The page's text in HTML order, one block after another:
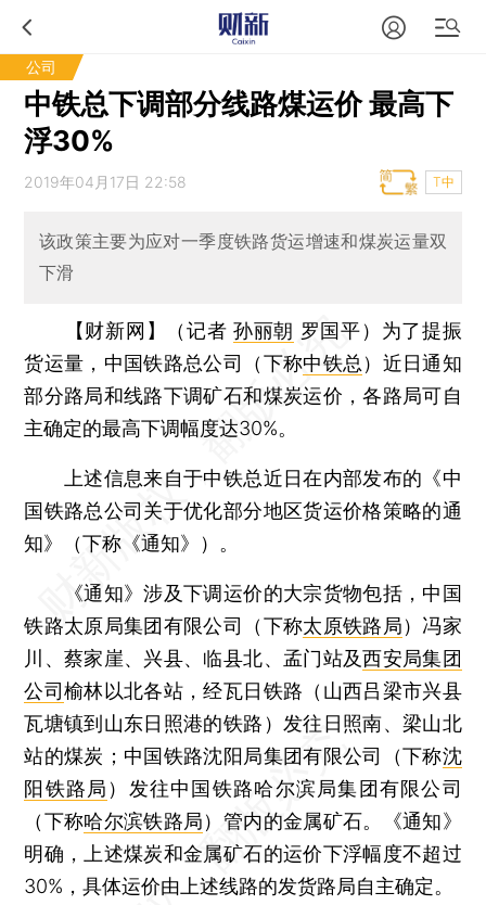
公司
中铁总下调部分线路煤运价 最高下
浮30%
2019年04月17日 22:58 T中
该政策主要为应对一季度铁路货运增速和煤炭运量双
下滑
【财新网】（记者孙丽朝 罗国平） 为了提振
货运量，中国铁路总公司（下称中铁总 ）近日通知
部分路局和线路下调矿石和煤炭运价，各路局可自
主确定的最高下调幅度达30%。
上述信息来自于中铁总近日在内部发布的《中
国铁路总公司关于优化部分地区货运价格策略的通
知》（下称《通知》）。
《通知》涉及下调运价的大宗货物包括，中国
铁路太原局集团有限公司（下称太原铁路局）冯家
川、蔡家崖、兴县、临县北、孟门站及西安局集团
公司榆林以北各站，经瓦日铁路（山西吕梁市兴县
瓦塘镇到山东日照港的铁路）发往日照南、梁山北
站的煤炭；中国铁路沈阳局集团有限公司（下称沈
阳铁路局 ）发往中国铁路哈尔滨局集团有限公司
（下称哈尔滨铁路局）管内的金属矿石。《通知》
明确，上述煤炭和金属矿石的运价下浮幅度不超过
30%，具体运价由上述线路的发货路局自主确定。